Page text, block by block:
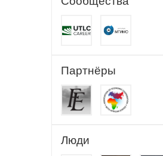
Партнёры
Люди